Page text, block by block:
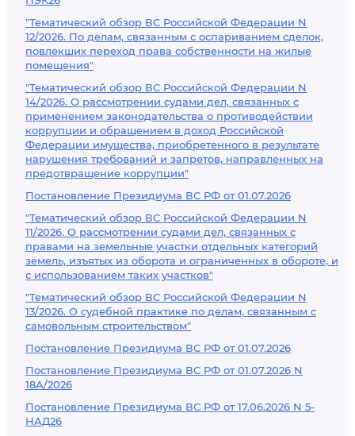
"Тематический обзор ВС Российской Федерации N
12/2026. По делам, связанным с оспариванием сделок,
повлекших переход права собственности на жилые
помещения"
"Тематический обзор ВС Российской Федерации N
14/2026. О рассмотрении судами дел, связанных с
применением законодательства о противодействии
коррупции и обращением в доход Российской
Федерации имущества, приобретенного в результате
нарушения требований и запретов, направленных на
предотвращение коррупции"
Постановление Президиума ВС РФ от 01.07.2026
"Тематический обзор ВС Российской Федерации N
11/2026. О рассмотрении судами дел, связанных с
правами на земельные участки отдельных категорий
земель, изъятых из оборота и ограниченных в обороте, и
с использованием таких участков"
"Тематический обзор ВС Российской Федерации N
13/2026. О судебной практике по делам, связанным с
самовольным строительством"
Постановление Президиума ВС РФ от 01.07.2026
Постановление Президиума ВС РФ от 01.07.2026 N
18А/2026
Постановление Президиума ВС РФ от 17.06.2026 N 5-
НАД26